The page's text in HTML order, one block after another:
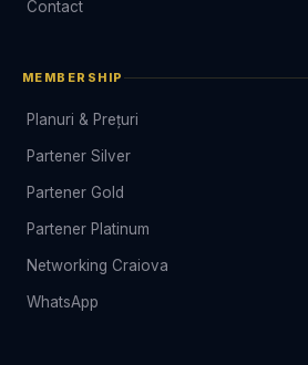
Contact
MEMBERSHIP
Planuri & Prețuri
Partener Silver
Partener Gold
Partener Platinum
Networking Craiova
WhatsApp